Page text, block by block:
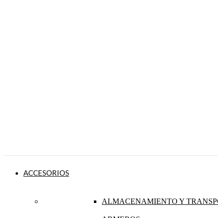
ACCESORIOS
ALMACENAMIENTO Y